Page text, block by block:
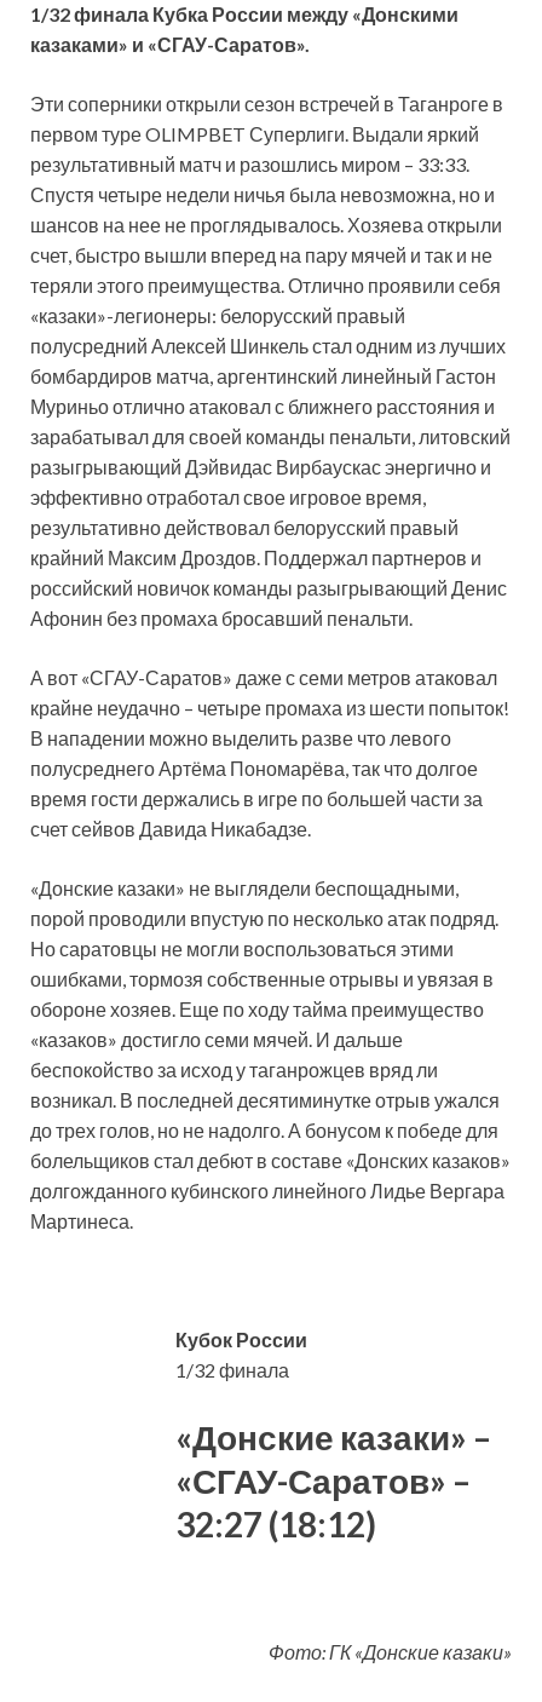
1/32 финала Кубка России между «Донскими
казаками» и «СГАУ-Саратов».
Эти соперники открыли сезон встречей в Таганроге в
первом туре OLIMPBET Суперлиги. Выдали яркий
результативный матч и разошлись миром – 33:33.
Спустя четыре недели ничья была невозможна, но и
шансов на нее не проглядывалось. Хозяева открыли
счет, быстро вышли вперед на пару мячей и так и не
теряли этого преимущества. Отлично проявили себя
«казаки»-легионеры: белорусский правый
полусредний Алексей Шинкель стал одним из лучших
бомбардиров матча, аргентинский линейный Гастон
Муриньо отлично атаковал с ближнего расстояния и
зарабатывал для своей команды пенальти, литовский
разыгрывающий Дэйвидас Вирбаускас энергично и
эффективно отработал свое игровое время,
результативно действовал белорусский правый
крайний Максим Дроздов. Поддержал партнеров и
российский новичок команды разыгрывающий Денис
Афонин без промаха бросавший пенальти.
А вот «СГАУ-Саратов» даже с семи метров атаковал
крайне неудачно – четыре промаха из шести попыток!
В нападении можно выделить разве что левого
полусреднего Артёма Пономарёва, так что долгое
время гости держались в игре по большей части за
счет сейвов Давида Никабадзе.
«Донские казаки» не выглядели беспощадными,
порой проводили впустую по несколько атак подряд.
Но саратовцы не могли воспользоваться этими
ошибками, тормозя собственные отрывы и увязая в
обороне хозяев. Еще по ходу тайма преимущество
«казаков» достигло семи мячей. И дальше
беспокойство за исход у таганрожцев вряд ли
возникал. В последней десятиминутке отрыв ужался
до трех голов, но не надолго. А бонусом к победе для
болельщиков стал дебют в составе «Донских казаков»
долгожданного кубинского линейного Лидье Вергара
Мартинеса.
Кубок России
1/32 финала
«Донские казаки» –
«СГАУ-Саратов» –
32:27 (18:12)
Фото: ГК «Донские казаки»